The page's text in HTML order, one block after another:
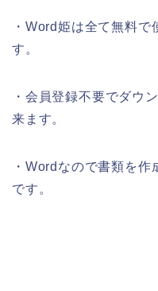
・Word姫は全て無料
す。
・会員登録不要でダウ
来ます。
・Wordなので書類を
です。